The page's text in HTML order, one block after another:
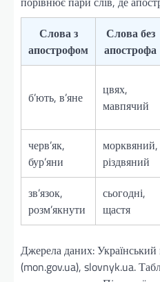
Слова з
апострофом
Слова без
апострофа
б’ють, в’яне
цвях,
мавпячий
черв’як,
бур’яни
морквяний,
різдвяний
зв’язок,
розм’якнути
сьогодні,
щастя
Джерела даних:
(mon.gov.ua), slovnyk.ua.